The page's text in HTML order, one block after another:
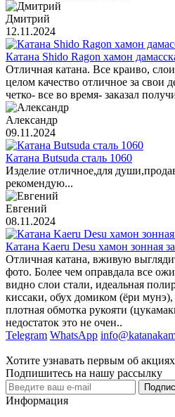
Дмитрий
12.11.2024
Катана Shido Ragon хамон
Отличная катана. Все краиво,
целом качество отличное за свои
четко- все во время- заказал
Александр
09.11.2024
Катана Butsuda сталь 1060
Изделие отличное,для
рекомендую...
Евгений
08.11.2024
Катана Kaeru Desu хамон зонная
Отличная катана, вживую
фото. Более чем оправдала все
видно слои стали, идеальная
киссаки, обух домиком (ёри
плотная обмотка рукояти
недостаток это не очен..
Telegram WhatsApp
Хотите узнавать первым об
Подпишитесь на нашу рассылку
Информация